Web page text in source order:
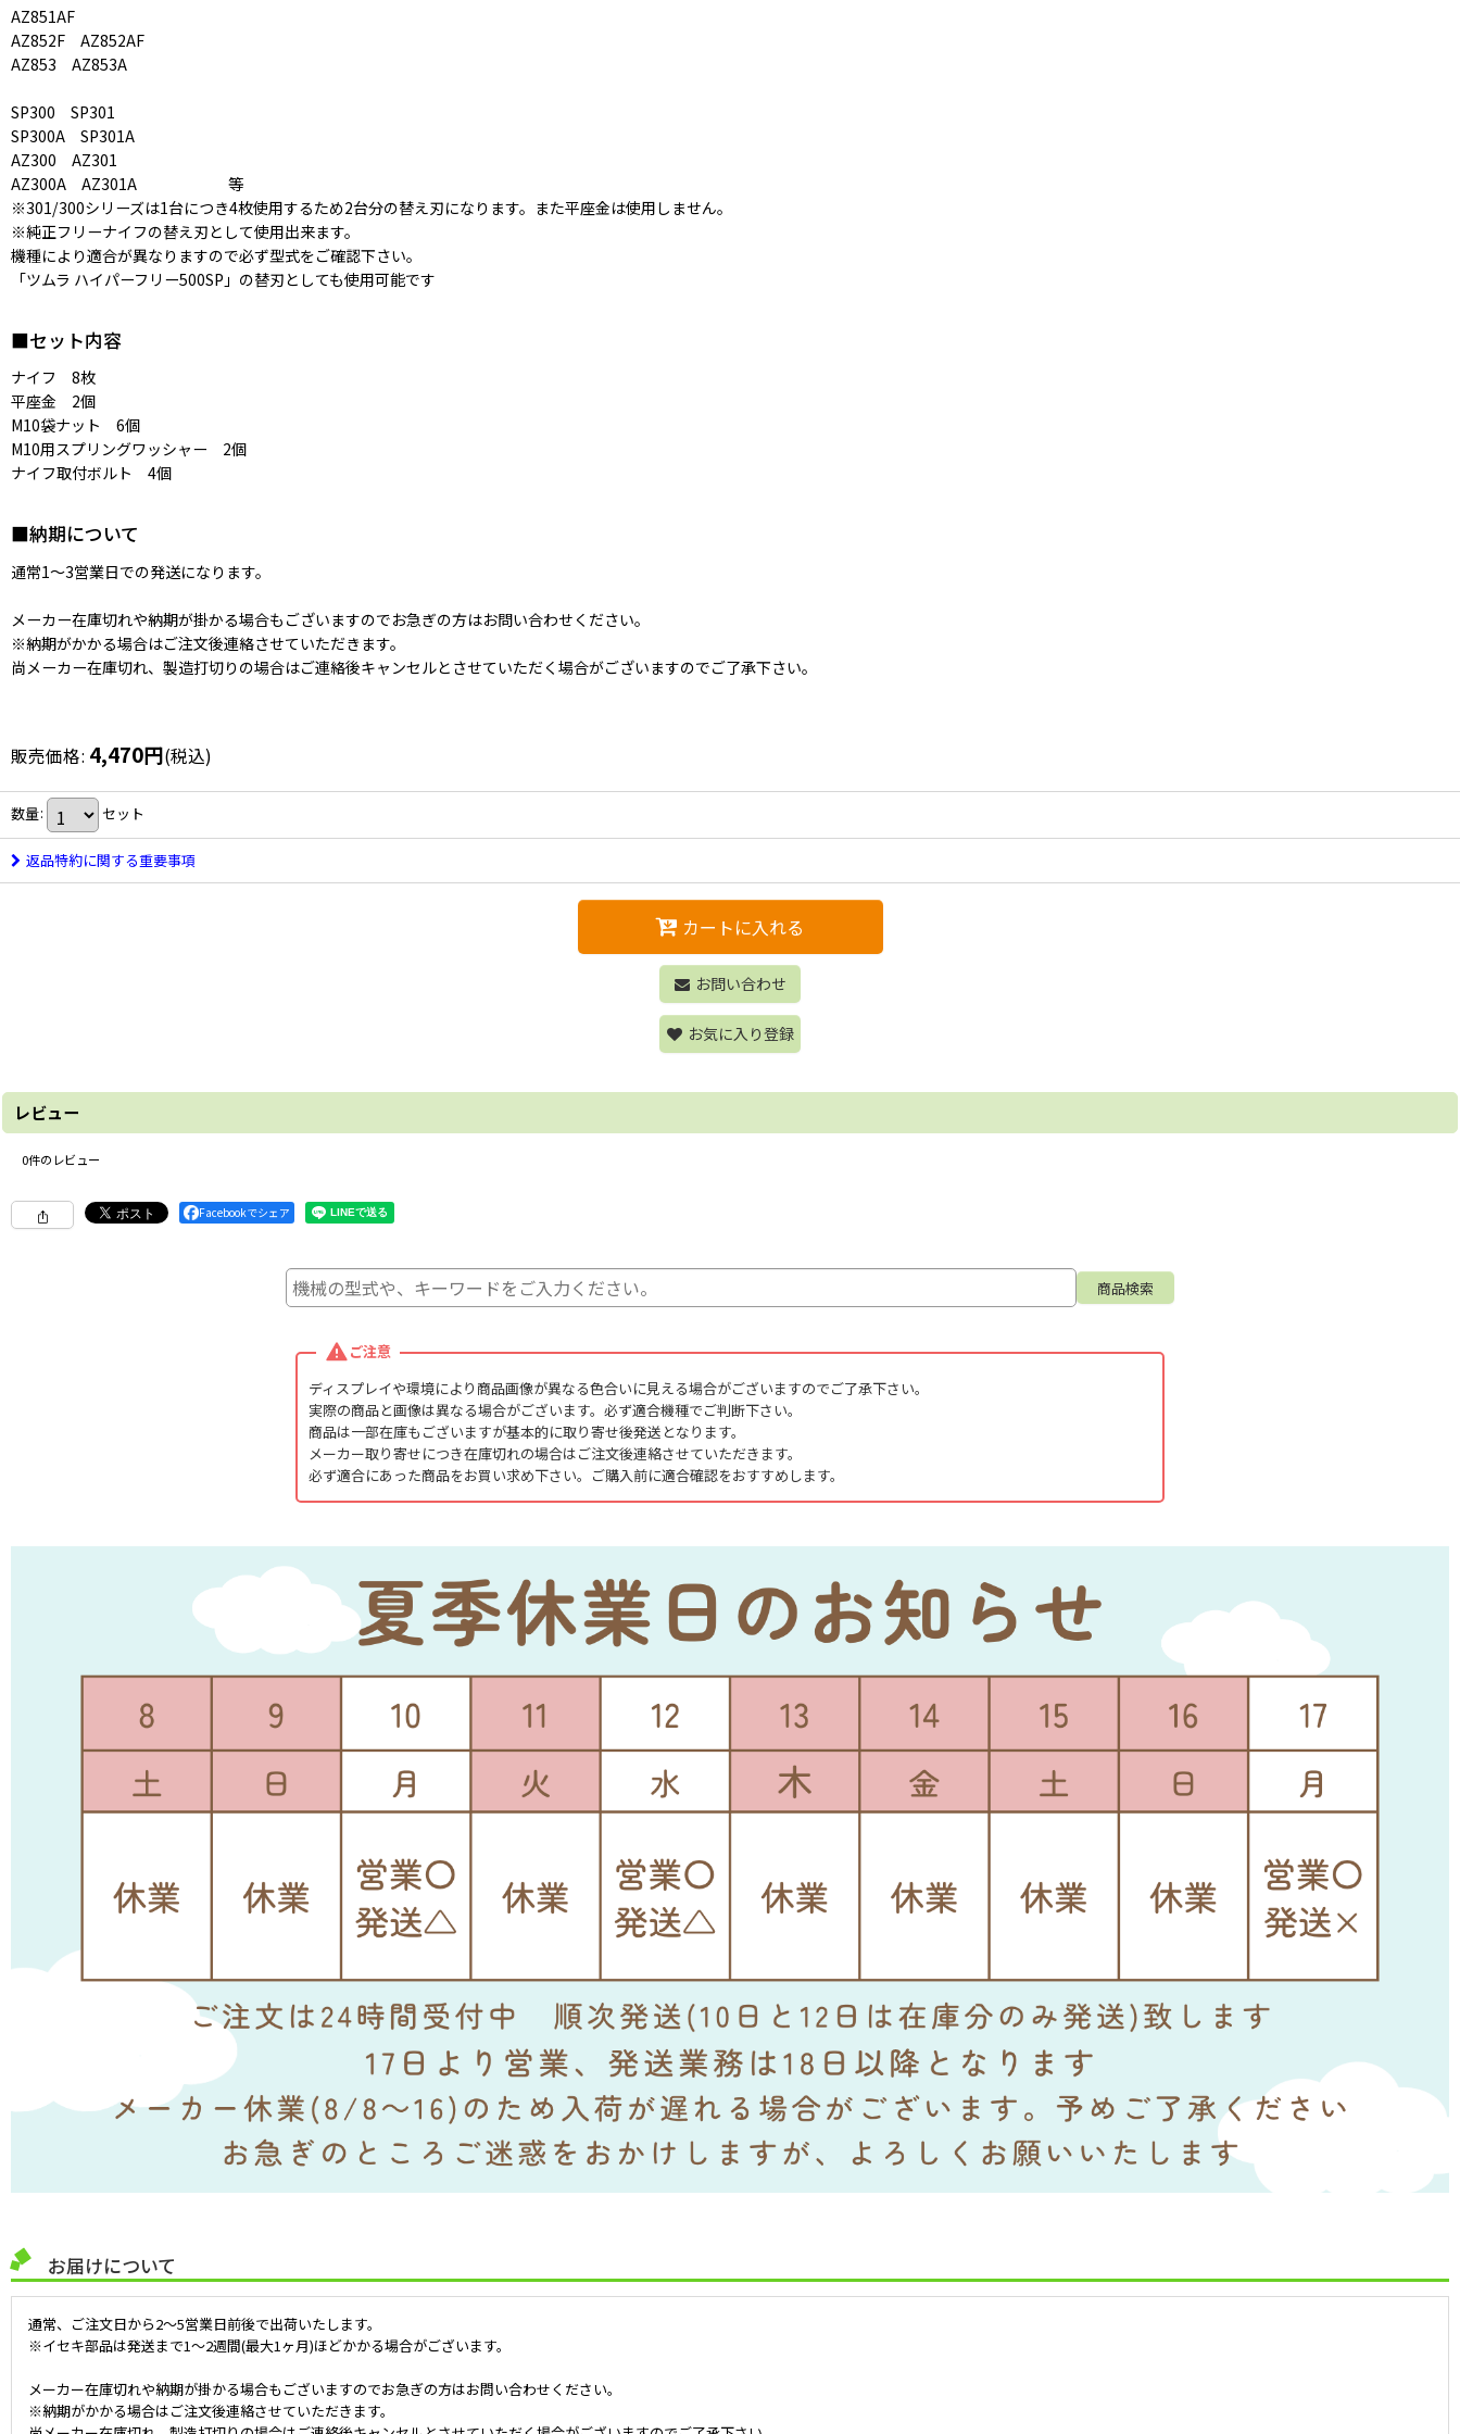
AZ851AF
AZ852F AZ852AF
AZ853 AZ853A
SP300 SP301
SP300A SP301A
AZ300 AZ301
AZ300A AZ301A 等
※301/300シリーズは1台につき4枚使用するため2台分の替え刃になります。また平座金は使用しません。
※純正フリーナイフの替え刃として使用出来ます。
機種により適合が異なりますので必ず型式をご確認下さい。
「ツムラ ハイパーフリー500SP」の替刃としても使用可能です
■セット内容
ナイフ 8枚
平座金 2個
M10袋ナット 6個
M10用スプリングワッシャー 2個
ナイフ取付ボルト 4個
■納期について
通常1〜3営業日での発送になります。
メーカー在庫切れや納期が掛かる場合もございますのでお急ぎの方はお問い合わせください。
※納期がかかる場合はご注文後連絡させていただきます。
尚メーカー在庫切れ、製造打切りの場合はご連絡後キャンセルとさせていただく場合がございますのでご了承下さい。
販売価格: 4,470円(税込)
数量: セット
返品特約に関する重要事項
カートに入れる
お問い合わせ
お気に入り登録
レビュー
0件のレビュー
Facebookでシェア
ご注意
ディスプレイや環境により商品画像が異なる色合いに見える場合がございますのでご了承下さい。
実際の商品と画像は異なる場合がございます。必ず適合機種でご判断下さい。
商品は一部在庫もございますが基本的に取り寄せ後発送となります。
メーカー取り寄せにつき在庫切れの場合はご注文後連絡させていただきます。
必ず適合にあった商品をお買い求め下さい。ご購入前に適合確認をおすすめします。
お届けについて
通常、ご注文日から2～5営業日前後で出荷いたします。
※イセキ部品は発送まで1～2週間(最大1ヶ月)ほどかかる場合がございます。
メーカー在庫切れや納期が掛かる場合もございますのでお急ぎの方はお問い合わせください。
※納期がかかる場合はご注文後連絡させていただきます。